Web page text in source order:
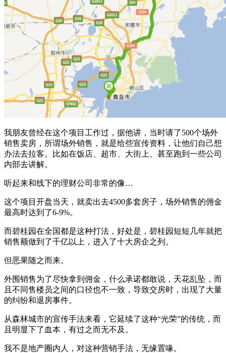
我朋友曾经在这个项目工作过，据他讲，当时请了500个场外
销售卖房，所谓场外销售，就是给些宣传资料，让他们自己想
办法去拉客。比如在饭店、超市、大街上、甚至跑到一些公司
内部去讲解。
听起来和线下的理财公司非常的像…
这个项目开盘当天，就卖出去4500多套房子，场外销售的佣金
最高时达到了6-9%。
而碧桂园在全国都是这种打法，好处是，碧桂园短短几年就把
销售额做到了千亿以上，进入了十大房企之列。
但恶果随之而来。
外围销售为了尽快拿到佣金，什么承诺都敢说，天花乱坠，而
且不同售楼员之间的口径也不一致，导致交房时，出现了大量
的纠纷和退房事件。
从森林城市的宣传手法来看，它延续了这种“光荣”的传统，而
且明显下了血本，有过之而无不及。
我不是地产圈内人，对这种营销手法，无缘置喙。